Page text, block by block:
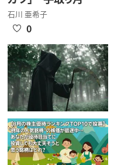
石川 亜希子
0